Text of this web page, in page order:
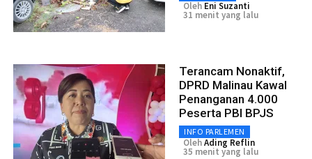
Oleh Eni Suzanti
31 menit yang lalu
Terancam Nonaktif,
DPRD Malinau Kawal
Penanganan 4.000
Peserta PBI BPJS
INFO PARLEMEN
OlehAding Reflin
35 menit yang lalu